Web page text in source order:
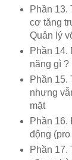
Phần 13.
cơ tăng
Quản lý
Phần 14.
năng gì ?
Phần 15.
nhưng
mặt
Phần 16.
động
Phần 17.